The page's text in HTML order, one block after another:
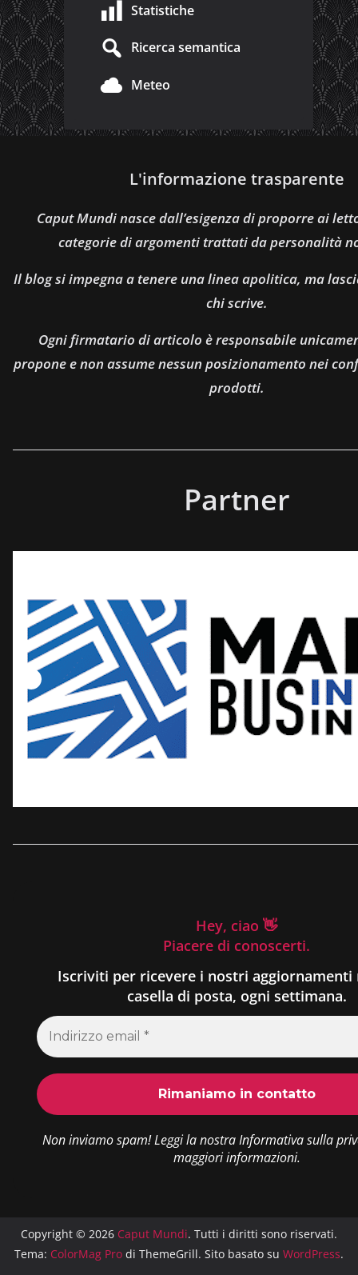
Statistiche
Ricerca semantica
Meteo
L'informazione trasparente
Caput Mundi nasce dall’esigenza di proporre ai
categorie di argomenti trattati da personalità
Il blog si impegna a tenere una linea apolitica, ma
chi scrive.
Ogni firmatario di articolo è responsabile
propone e non assume nessun posizionamento nei
prodotti.
Partner
Hey, ciao 👋
Piacere di conoscerti.
Iscriviti per ricevere i nostri aggiornamenti
casella di posta, ogni settimana.
Non inviamo spam! Leggi la nostraInformativa sulla
maggiori informazioni.
Copyright © 2026 Caput Mundi. Tutti i diritti sono riservati.
Tema: ColorMag Pro di ThemeGrill. Sito basato su WordPress.